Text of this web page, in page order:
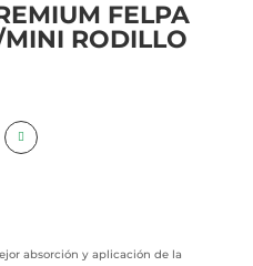
FELPA
RODILLO
absorción y aplicación de la